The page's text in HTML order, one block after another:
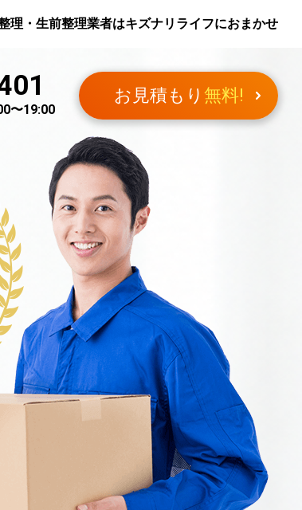
理・生前整理業者はキズナリライフにおまかせ
〜19:00
お見積もり 無料!